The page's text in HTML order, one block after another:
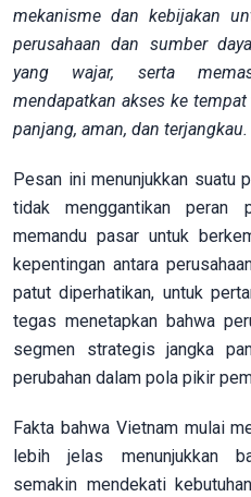
mekanisme dan kebijakan
perusahaan dan sumber
yang wajar, serta
mendapatkan akses ke
panjang, aman, dan terjangkau.
Pesan ini menunjukkan suatu
tidak menggantikan peran
memandu pasar untuk
kepentingan antara
patut diperhatikan, untuk
tegas menetapkan bahwa
segmen strategis jangka
perubahan dalam pola pikir
Fakta bahwa Vietnam mulai
lebih jelas menunjukkan
semakin mendekati